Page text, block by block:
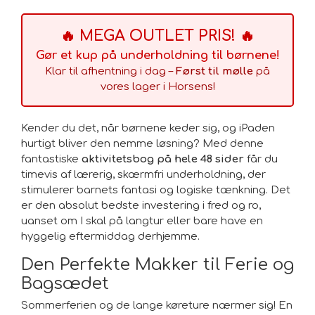
🔥 MEGA OUTLET PRIS! 🔥
Gør et kup på underholdning til børnene!
Klar til afhentning i dag –Først til mølle på
vores lager i Horsens!
Kender du det, når børnene keder sig, og iPaden
hurtigt bliver den nemme løsning? Med denne
fantastiske aktivitetsbog på hele 48 sider får du
timevis af lærerig, skærmfri underholdning, der
stimulerer barnets fantasi og logiske tænkning. Det
er den absolut bedste investering i fred og ro,
uanset om I skal på langtur eller bare have en
hyggelig eftermiddag derhjemme.
Den Perfekte Makker til Ferie og
Bagsædet
Sommerferien og de lange køreture nærmer sig! En